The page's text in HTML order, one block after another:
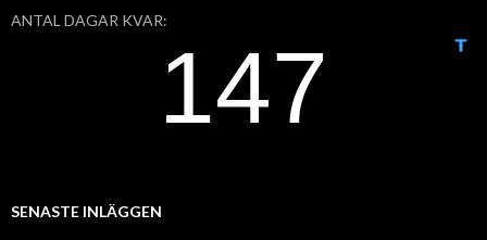
ANTAL DAGAR KVAR:
SENASTE INLÄGGEN